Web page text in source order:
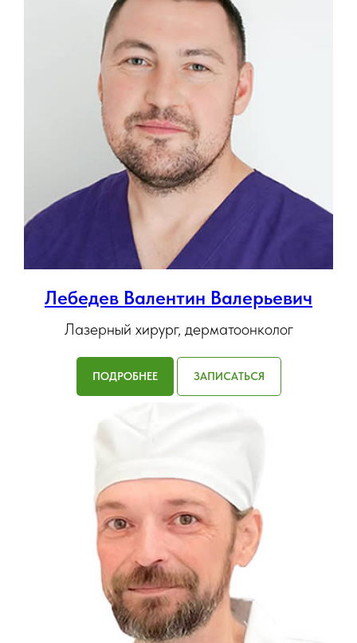
Лебедев Валентин Валерьевич
Лазерный хирург, дерматоонколог
ПОДРОБНЕЕ ЗАПИСАТЬСЯ